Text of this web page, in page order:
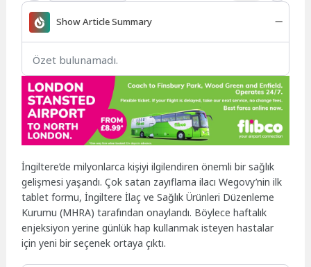
Show Article Summary
Özet bulunamadı.
İngiltere’de milyonlarca kişiyi ilgilendiren önemli bir sağlık
gelişmesi yaşandı. Çok satan zayıflama ilacı Wegovy’nin ilk
tablet formu, İngiltere İlaç ve Sağlık Ürünleri Düzenleme
Kurumu (MHRA) tarafından onaylandı. Böylece haftalık
enjeksiyon yerine günlük hap kullanmak isteyen hastalar
için yeni bir seçenek ortaya çıktı.